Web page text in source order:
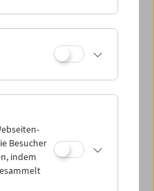
Besucher
indem